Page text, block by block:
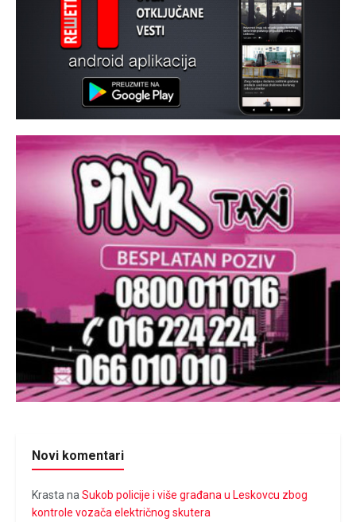
Novi komentari
Krasta na Sukob policije i više građana u Leskovcu zbog
kontrole vozača električnog skutera